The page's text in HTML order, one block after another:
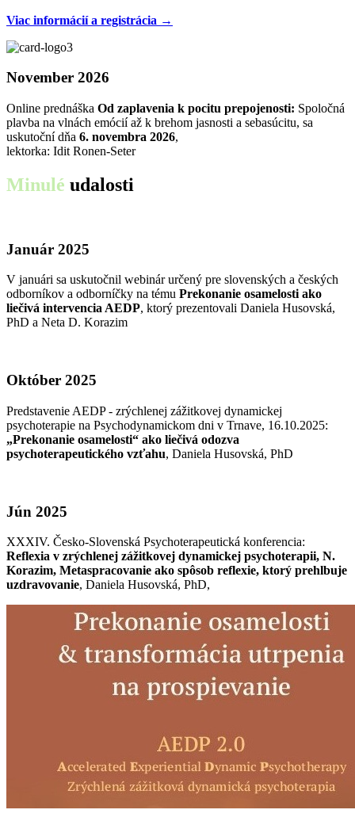
Viac informácií a registrácia →
November 2026
Online prednáška Od zaplavenia k pocitu prepojenosti: Spoločná
plavba na vlnách emócií až k brehom jasnosti a sebasúcitu, sa
uskutoční dňa 6. novembra 2026,
lektorka: Idit Ronen-Seter
Minulé udalosti
Január 2025
V januári sa uskutočnil webinár určený pre slovenských a českých
odborníkov a odborníčky na tému Prekonanie osamelosti ako
liečivá intervencia AEDP, ktorý prezentovali Daniela Husovská,
PhD a Neta D. Korazim
Október 2025
Predstavenie AEDP - zrýchlenej zážitkovej dynamickej
psychoterapie na Psychodynamickom dni v Trnave, 16.10.2025:
„Prekonanie osamelosti“ ako liečivá odozva
psychoterapeutického vzťahu, Daniela Husovská, PhD
Jún 2025
XXXIV. Česko-Slovenská Psychoterapeutická konferencia:
Reflexia v zrýchlenej zážitkovej dynamickej psychoterapii, N.
Korazim, Metaspracovanie ako spôsob reflexie, ktorý prehlbuje
uzdravovanie, Daniela Husovská, PhD,